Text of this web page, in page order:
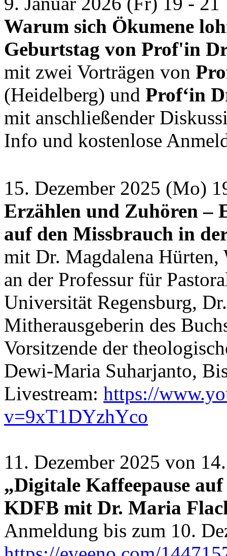
Warum sich Ökumene
Geburtstag von Prof'in
mit zwei Vorträgen von
(Heidelberg) und Prof‘in
mit anschließender
Info und kostenlose
15. Dezember 2025 (Mo)
Erzählen und Zuhören –
auf den Missbrauch in
mit Dr. Magdalena
an der Professur für
Universität Regensburg,
Mitherausgeberin des
Vorsitzende der
Dewi-Maria Suharjanto,
Livestream: https://
v=9xT1DYzhYco
11. Dezember 2025 von
„Digitale Kaffeepause
KDFB mit Dr. Maria
Anmeldung bis zum 10.